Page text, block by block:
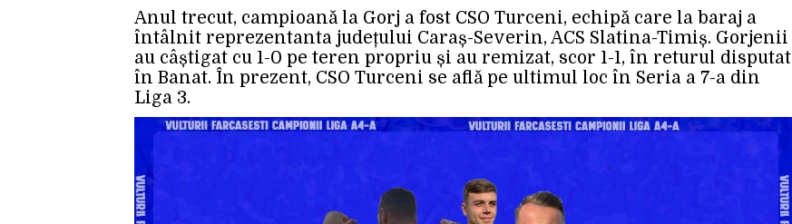
Anul trecut, campioană la Gorj a fost CSO Turceni, echipă care la baraj a
întâlnit reprezentanta județului Caraș-Severin, ACS Slatina-Timiș. Gorjenii
au câștigat cu 1-0 pe teren propriu și au remizat, scor 1-1, în returul disputat
în Banat. În prezent, CSO Turceni se află pe ultimul loc în Seria a 7-a din
Liga 3.